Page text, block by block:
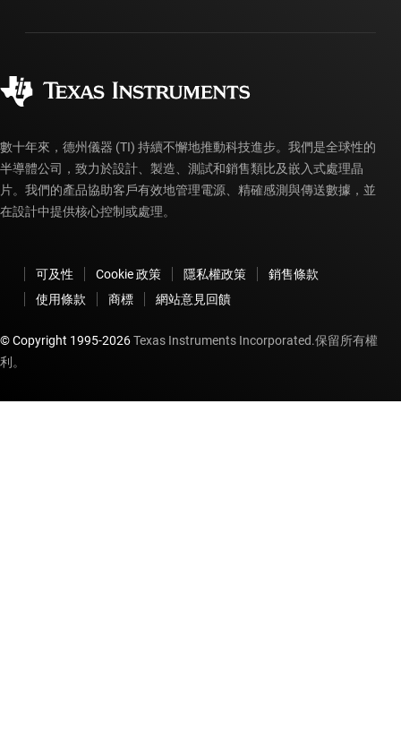
製造
myTI 帳戶常見問題解答
訂購 FAQ
數十年來，德州儀器 (TI) 持續不懈地推動科技進步。我們是全球性的
半導體公司，致力於設計、製造、測試和銷售類比及嵌入式處理晶
片。我們的產品協助客戶有效地管理電源、精確感測與傳送數據，並
在設計中提供核心控制或處理。
可及性 Cookie 政策 隱私權政策
銷售條款
使用條款
商標 網站意見回饋
© Copyright 1995-2026Texas Instruments Incorporated.保留所有權
利。